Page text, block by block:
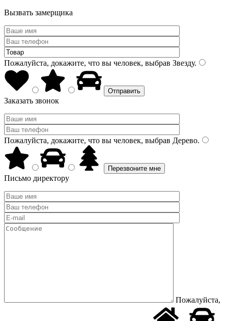
Вызвать замерщика
Пожалуйста, докажите, что вы человек, выбрав Звезду.
Заказать звонок
Пожалуйста, докажите, что вы человек, выбрав Дерево.
Письмо директору
Пожалуйста,